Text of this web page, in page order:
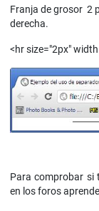
Franja de grosor 2
derecha.
<hr size="2px"
Para comprobar si
en los foros